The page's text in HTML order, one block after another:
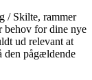
/ Skilte, rammer
behov for dine nye
ud relevant at
den pågældende